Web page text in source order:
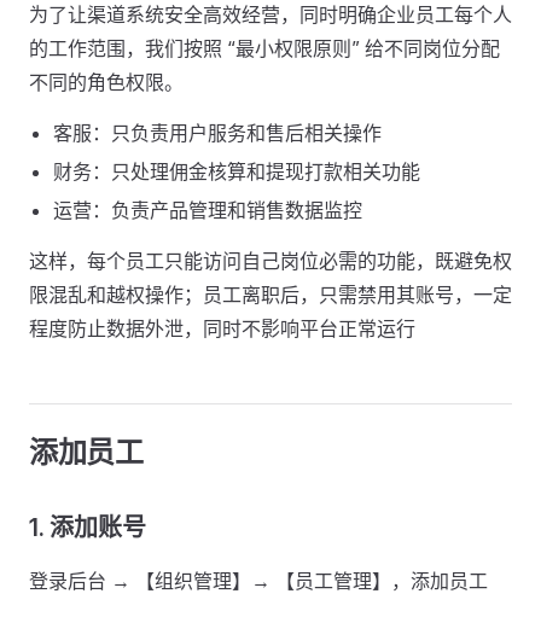
为了让渠道系统安全高效经营，同时明确企业员工每个人
的工作范围，我们按照 “最小权限原则” 给不同岗位分配
不同的角色权限。
客服：只负责用户服务和售后相关操作
财务：只处理佣金核算和提现打款相关功能
运营：负责产品管理和销售数据监控
这样，每个员工只能访问自己岗位必需的功能，既避免权
限混乱和越权操作；员工离职后，只需禁用其账号，一定
程度防止数据外泄，同时不影响平台正常运行
添加员工
1. 添加账号
登录后台 → 【组织管理】→ 【员工管理】，添加员工